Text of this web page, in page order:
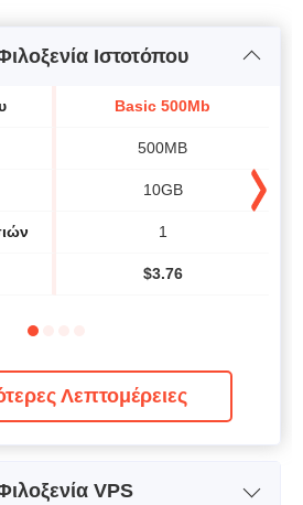
Ιστοτόπου
Basic 500Mb
500MB
10GB
1
$3.76
Λεπτομέρειες
VPS